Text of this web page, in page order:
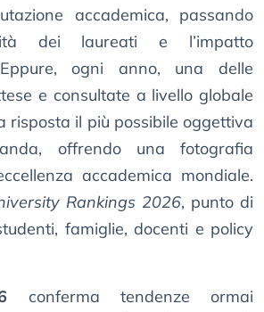
accademica, passando
dei laureati e l’impatto
ogni anno, una delle
e consultate a livello globale
risposta il più possibile oggettiva
offrendo una fotografia
accademica mondiale.
Rankings 2026, punto di
famiglie, docenti e policy
conferma tendenze ormai